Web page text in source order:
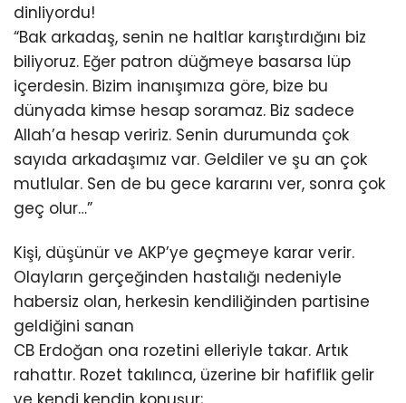
dinliyordu!
“Bak arkadaş, senin ne haltlar karıştırdığını biz
biliyoruz. Eğer patron düğmeye basarsa lüp
içerdesin. Bizim inanışımıza göre, bize bu
dünyada kimse hesap soramaz. Biz sadece
Allah’a hesap veririz. Senin durumunda çok
sayıda arkadaşımız var. Geldiler ve şu an çok
mutlular. Sen de bu gece kararını ver, sonra çok
geç olur…”
Kişi, düşünür ve AKP’ye geçmeye karar verir.
Olayların gerçeğinden hastalığı nedeniyle
habersiz olan, herkesin kendiliğinden partisine
geldiğini sanan
CB Erdoğan ona rozetini elleriyle takar. Artık
rahattır. Rozet takılınca, üzerine bir hafiflik gelir